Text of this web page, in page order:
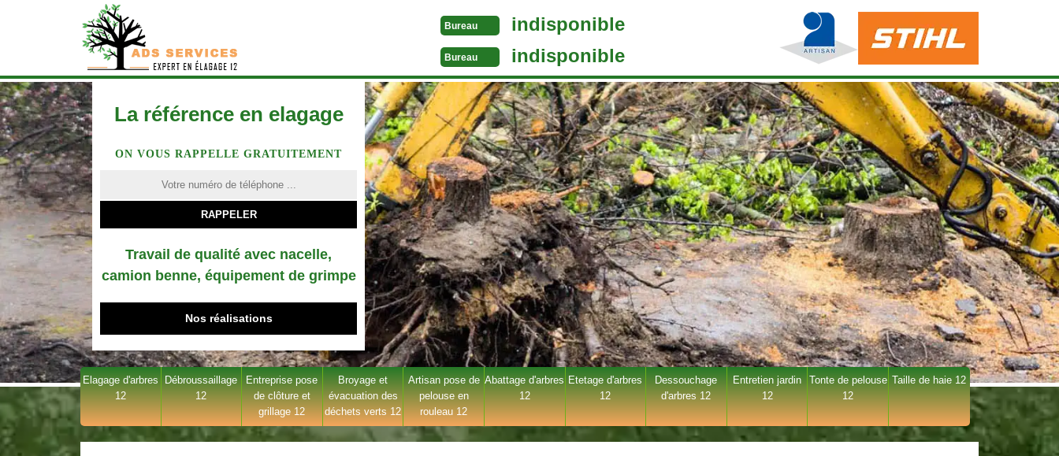
Bureau indisponible
Bureau indisponible
La référence en elagage
ON VOUS RAPPELLE GRATUITEMENT
Travail de qualité avec nacelle,
camion benne, équipement de grimpe
Nos réalisations
Elagage d'arbres
12
Débroussaillage
12
Entreprise pose
de clôture et
grillage 12
Broyage et
évacuation des
déchets verts 12
Artisan pose de
pelouse en
rouleau 12
Abattage d'arbres
12
Etetage d'arbres
12
Dessouchage
d'arbres 12
Entretien jardin
12
Tonte de pelouse
12
Taille de haie 12